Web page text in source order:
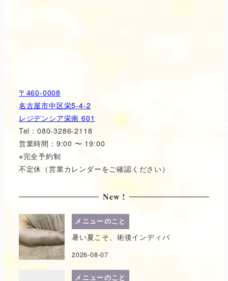
〒460-0008
名古屋市中区栄5-4-2
レジデンシア栄南 601
Tel：080-3286-2118
営業時間：9:00 〜 19:00
※完全予約制
不定休（営業カレンダーをご確認ください）
New !
メニューのこと
暑い夏こそ、術後インディバ
2026-08-07
メニューのこと